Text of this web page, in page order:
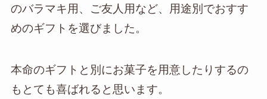
のバラマキ用、ご友人用など、用途別でおすす
めのギフトを選びました。
本命のギフトと別にお菓子を用意したりするの
もとても喜ばれると思います。